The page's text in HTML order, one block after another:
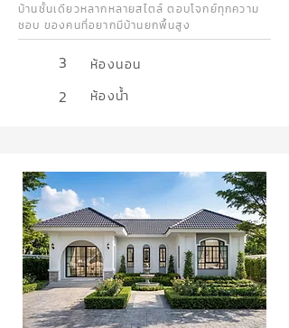
บ้านชั้นเดียวหลากหลายสไตล์ ตอบโจกย์ทุกความ
ชอบ ของคนที่อยากมีบ้านยกพื้นสูง
3 ห้องนอน
2 ห้องน้ำ